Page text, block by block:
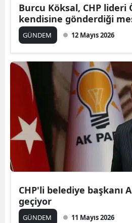
İzmir
Kars
Kayseri
Kırşehir
Kocaeli
Konya
Burcu Köksal, CHP lideri
kendisine gönderdiği
GÜNDEM 12 Mayıs 2026
CHP'li belediye başkanı
geçiyor
GÜNDEM 11 Mayıs 2026